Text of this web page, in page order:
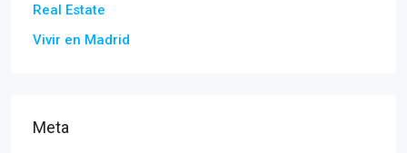
Real Estate
Vivir en Madrid
Meta